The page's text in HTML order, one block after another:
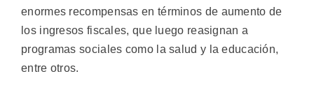
enormes recompensas en términos de aumento de
los ingresos fiscales, que luego reasignan a
programas sociales como la salud y la educación,
entre otros.